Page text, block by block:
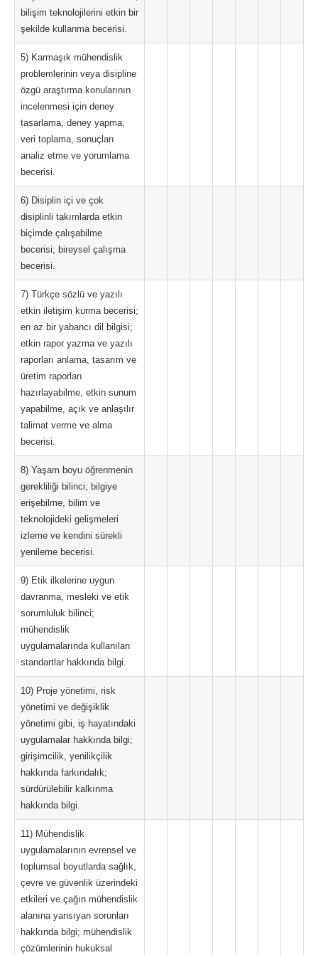
bilişim teknolojilerini etkin bir
şekilde kullanma becerisi.
5) Karmaşık mühendislik
problemlerinin veya disipline
özgü araştırma konularının
incelenmesi için deney
tasarlama, deney yapma,
veri toplama, sonuçları
analiz etme ve yorumlama
becerisi.
6) Disiplin içi ve çok
disiplinli takımlarda etkin
biçimde çalışabilme
becerisi; bireysel çalışma
becerisi.
7) Türkçe sözlü ve yazılı
etkin iletişim kurma becerisi;
en az bir yabancı dil bilgisi;
etkin rapor yazma ve yazılı
raporları anlama, tasarım ve
üretim raporları
hazırlayabilme, etkin sunum
yapabilme, açık ve anlaşılır
talimat verme ve alma
becerisi.
8) Yaşam boyu öğrenmenin
gerekliliği bilinci; bilgiye
erişebilme, bilim ve
teknolojideki gelişmeleri
izleme ve kendini sürekli
yenileme becerisi.
9) Etik ilkelerine uygun
davranma, mesleki ve etik
sorumluluk bilinci;
mühendislik
uygulamalarında kullanılan
standartlar hakkında bilgi.
10) Proje yönetimi, risk
yönetimi ve değişiklik
yönetimi gibi, iş hayatındaki
uygulamalar hakkında bilgi;
girişimcilik, yenilikçilik
hakkında farkındalık;
sürdürülebilir kalkınma
hakkında bilgi.
11) Mühendislik
uygulamalarının evrensel ve
toplumsal boyutlarda sağlık,
çevre ve güvenlik üzerindeki
etkileri ve çağın mühendislik
alanına yansıyan sorunları
hakkında bilgi; mühendislik
çözümlerinin hukuksal